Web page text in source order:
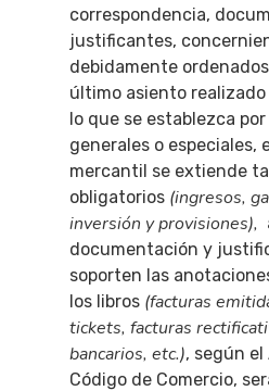
correspondencia,
justificantes,
debidamente
último asiento realizado
lo que se establezca
generales o especiales,
mercantil se extiende
obligatorios (ingresos,
inversión y provisiones),
documentación y
soporten las
los libros (facturas
tickets, facturas
bancarios, etc.), según
Código de Comercio,